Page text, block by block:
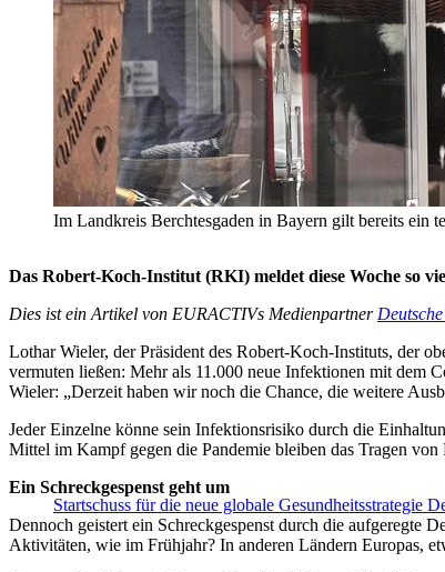
Im Landkreis Berchtesgaden in Bayern gilt bereits
Das Robert-Koch-Institut (RKI) meldet diese Woche so
Dies ist ein Artikel von EURACTIVs Medienpartner
Lothar Wieler, der Präsident des Robert-Koch-Instituts, der
vermuten ließen: Mehr als 11.000 neue Infektionen mit dem
Wieler: „Derzeit haben wir noch die Chance, die weitere
Jeder Einzelne könne sein Infektionsrisiko durch die
Mittel im Kampf gegen die Pandemie bleiben das Tragen
Startschuss für die neue globale Gesundheitsstrategie
Ein Schreckgespenst geht um
Dennoch geistert ein Schreckgespenst durch die aufgeregte
Aktivitäten, wie im Frühjahr? In anderen Ländern Europas,